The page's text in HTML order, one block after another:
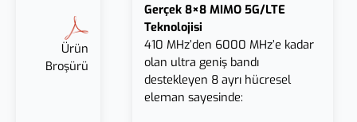
Ürün
Broşürü
Gerçek 8×8 MIMO 5G/LTE
Teknolojisi
410 MHz’den 6000 MHz’e kadar
olan ultra geniş bandı
destekleyen 8 ayrı hücresel
eleman sayesinde: